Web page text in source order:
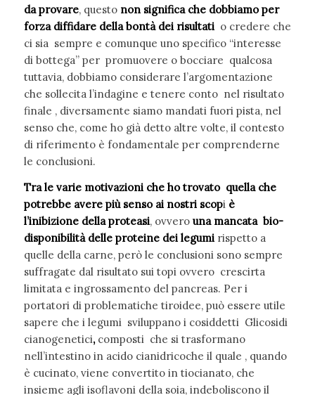
da provare, questo non significa che dobbiamo per
forza diffidare della bontà dei risultatio credere che
ci sia sempre e comunque uno specifico “interesse
di bottega” per promuovere o bocciare qualcosa
tuttavia, dobbiamo considerare l’argomentazione
che sollecita l’indagine e tenere conto nel risultato
finale , diversamente siamo mandati fuori pista, nel
senso che, come ho già detto altre volte, il contesto
di riferimento è fondamentale per comprenderne
le conclusioni.
Tra le varie motivazioni che ho trovato quella che
potrebbe avere più senso ai nostri scopiè
l’inibizione della proteasi, ovvero una mancata bio-
disponibilità delle proteine dei legumirispetto a
quelle della carne, però le conclusioni sono sempre
suffragate dal risultato sui topi ovvero crescirta
limitata e ingrossamento del pancreas. Per i
portatori di problematiche tiroidee, può essere utile
sapere che i legumi sviluppano i cosiddetti Glicosidi
cianogenetici, composti che si trasformano
nell’intestino in acido cianidricoche il quale , quando
è cucinato, viene convertito in tiocianato, che
insieme agli isoflavoni della soia, indeboliscono il